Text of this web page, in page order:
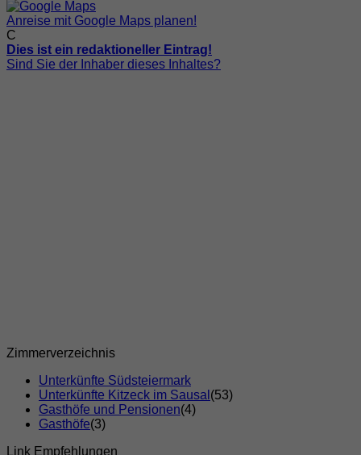
Anreise mit Google Maps planen!
C
Dies ist ein redaktioneller Eintrag!
Sind Sie der Inhaber dieses Inhaltes?
Zimmerverzeichnis
Unterkünfte Südsteiermark
Unterkünfte Kitzeck im Sausal (53)
Gasthöfe und Pensionen(4)
Gasthöfe(3)
Link Empfehlungen